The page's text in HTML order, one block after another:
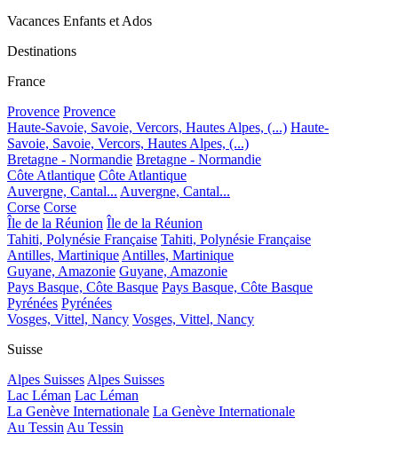
Vacances Enfants et Ados
Destinations
France
Provence Provence
Haute-Savoie, Savoie, Vercors, Hautes Alpes, (...) Haute-
Savoie, Savoie, Vercors, Hautes Alpes, (...)
Bretagne - Normandie Bretagne - Normandie
Côte Atlantique Côte Atlantique
Auvergne, Cantal... Auvergne, Cantal...
Corse Corse
Île de la Réunion Île de la Réunion
Tahiti, Polynésie Française Tahiti, Polynésie Française
Antilles, MartiniqueAntilles, Martinique
Guyane, Amazonie Guyane, Amazonie
Pays Basque, Côte Basque Pays Basque, Côte Basque
Pyrénées Pyrénées
Vosges, Vittel, Nancy Vosges, Vittel, Nancy
Suisse
Alpes SuissesAlpes Suisses
Lac Léman Lac Léman
La Genève Internationale La Genève Internationale
Au TessinAu Tessin